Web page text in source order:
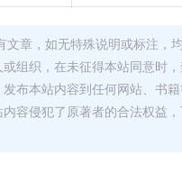
文章，如无特殊说明或标注，
组织，在未征得本站同意时
布本站内容到任何网站、书
容侵犯了原著者的合法权益